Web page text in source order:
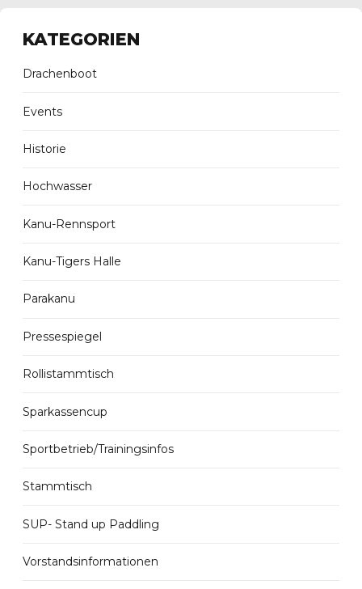
KATEGORIEN
Drachenboot
Events
Historie
Hochwasser
Kanu-Rennsport
Kanu-Tigers Halle
Parakanu
Pressespiegel
Rollistammtisch
Sparkassencup
Sportbetrieb/Trainingsinfos
Stammtisch
SUP- Stand up Paddling
Vorstandsinformationen